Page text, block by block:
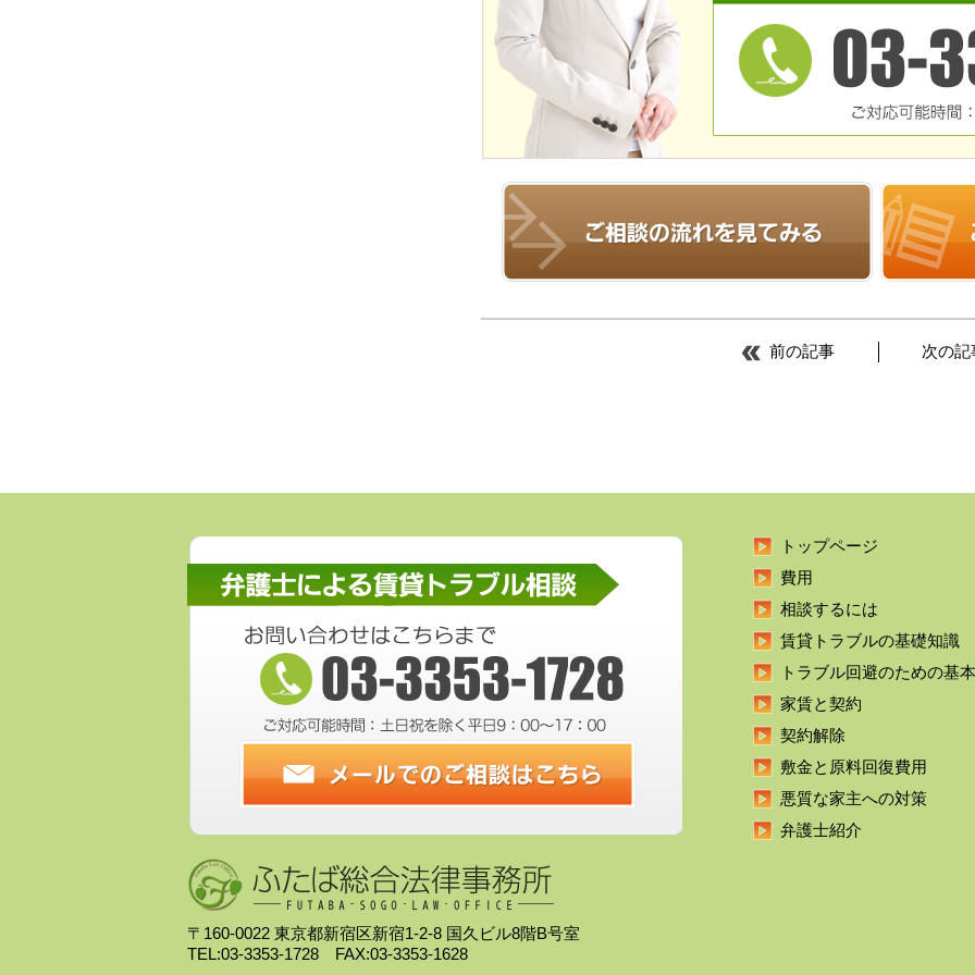
前の記事 次の記
〒160-0022 東京都新宿区新宿1-2-8 国久ビル8階B号室
TEL:03-3353-1728 FAX:03-3353-1628
トップページ
費用
相談するには
賃貸トラブルの基礎知識
トラブル回避のための基本
家賃と契約
契約解除
敷金と原料回復費用
悪質な家主への対策
弁護士紹介